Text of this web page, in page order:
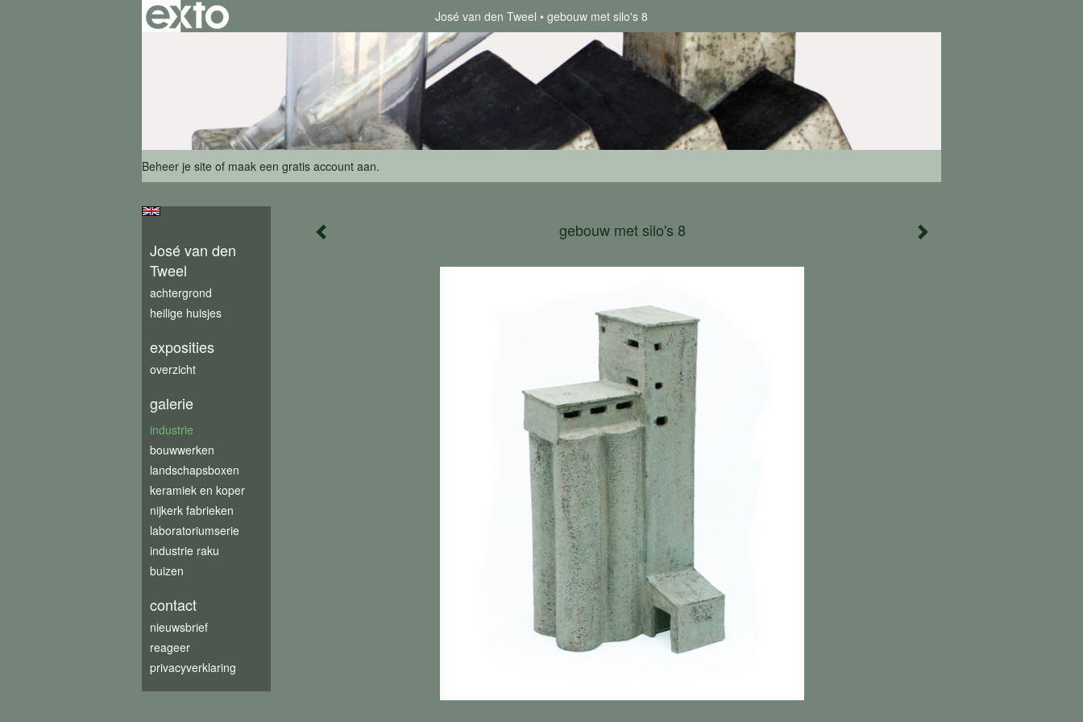
José van den Tweel gebouw met silo's 8
Beheer je site of maak een gratis account aan.
gebouw met silo's 8
José van den
Tweel
achtergrond
heilige huisjes
exposities
overzicht
galerie
industrie
bouwwerken
landschapsboxen
keramiek en koper
nijkerk fabrieken
laboratoriumserie
industrie raku
buizen
contact
nieuwsbrief
reageer
privacyverklaring